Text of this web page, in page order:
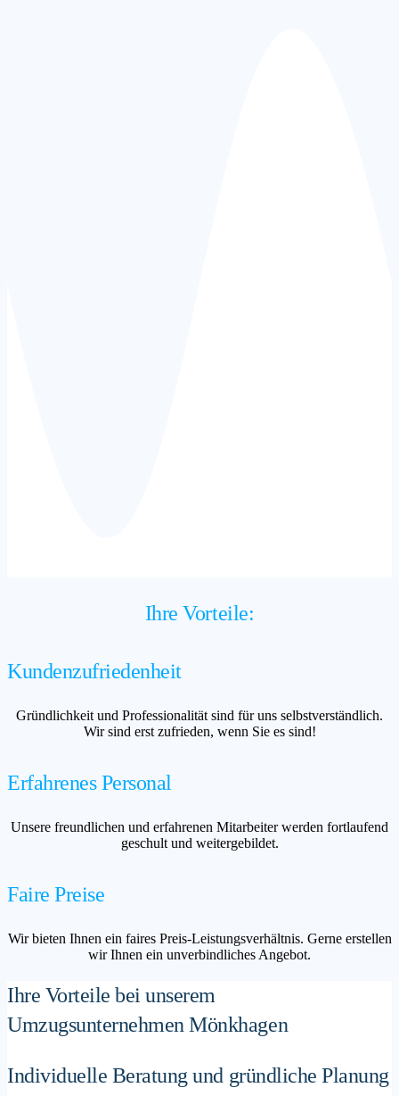
Ihre Vorteile:
Kundenzufriedenheit
Gründlichkeit und Professionalität sind für uns selbstverständlich.
Wir sind erst zufrieden, wenn Sie es sind!
Erfahrenes Personal
Unsere freundlichen und erfahrenen Mitarbeiter werden fortlaufend
geschult und weitergebildet.
Faire Preise
Wir bieten Ihnen ein faires Preis-Leistungsverhältnis. Gerne erstellen
wir Ihnen ein unverbindliches Angebot.
Ihre Vorteile bei unserem
Umzugsunternehmen Mönkhagen
Individuelle Beratung und gründliche Planung